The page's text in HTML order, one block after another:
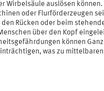
Wirbelsäule auslösen
oder Flurförderzeugen
Rücken oder beim
über den Kopf
können
was zu